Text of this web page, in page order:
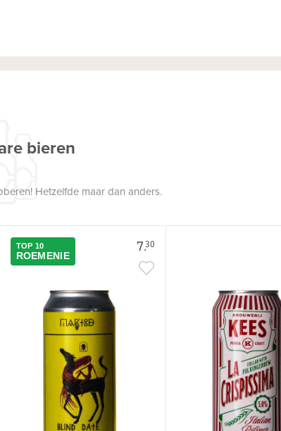
bieren
Hetzelfde maar dan anders.
7.30
TOP 10
ROEMENIE